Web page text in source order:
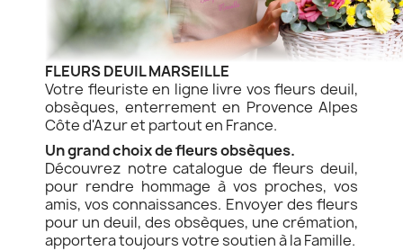
FLEURS DEUIL MARSEILLE
Votre fleuriste en ligne livre vos fleurs deuil,
obsèques, enterrement en Provence Alpes
Côte d'Azur et partout en France.
Un grand choix de fleurs obsèques.
Découvrez notre catalogue de fleurs deuil,
pour rendre hommage à vos proches, vos
amis, vos connaissances. Envoyer des fleurs
pour un deuil, des obsèques, une crémation,
apportera toujours votre soutien à la Famille.